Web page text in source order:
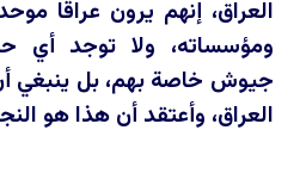
العراق، إنهم يرون عراقا
ومؤسساته، ولا توجد أي
جيوش خاصة بهم، بل ينبغي
العراق، وأعتقد أن هذا هو